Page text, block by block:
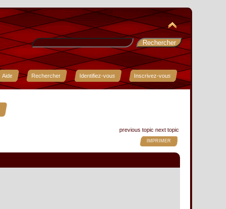
Aide Rechercher Identifiez-vous Inscrivez-vous
previous topic next topic
IMPRIMER